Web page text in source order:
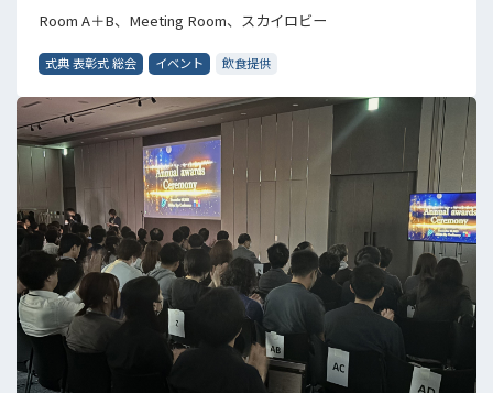
Room A＋B、Meeting Room、スカイロビー
式典 表彰式 総会 イベント 飲食提供